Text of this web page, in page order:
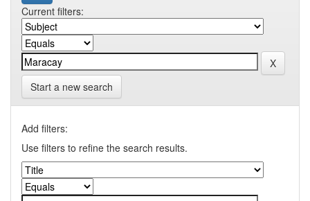
Current filters:
Start a new search
Add filters:
Use filters to refine the search results.